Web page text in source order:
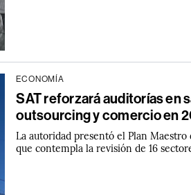
ECONOMÍA
SAT reforzará auditorías en
outsourcing y comercio en
La autoridad presentó el Plan
que contempla la revisión de 16